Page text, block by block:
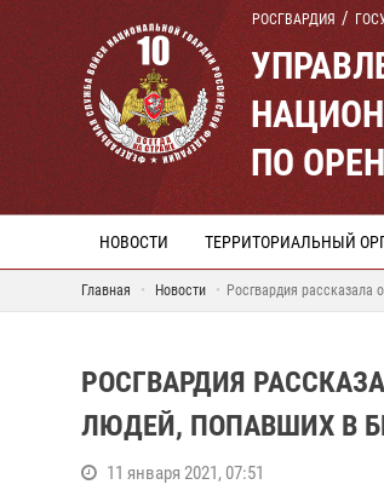
РОСГВАРДИЯ
ПО
НОВОСТИ ТЕРРИТОРИАЛЬНЫЙ
Главная Новости Росгвардия рассказала
РОСГВАРДИЯ
ЛЮДЕЙ, ПОПАВШИХ В
11 января 2021, 07:51